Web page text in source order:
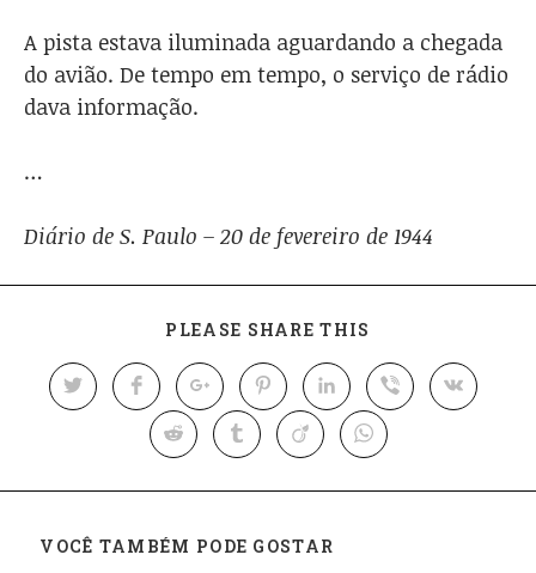
A pista estava iluminada aguardando a chegada
do avião. De tempo em tempo, o serviço de rádio
dava informação.
…
Diário de S. Paulo – 20 de fevereiro de 1944
PLEASE SHARE THIS
VOCÊ TAMBÉM PODE GOSTAR